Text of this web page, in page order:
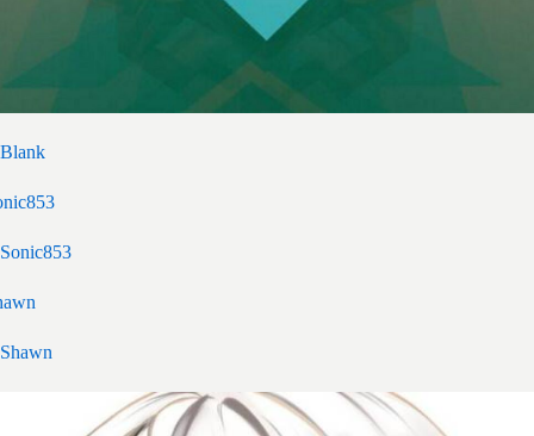
Blank
Sonic853
Shawn